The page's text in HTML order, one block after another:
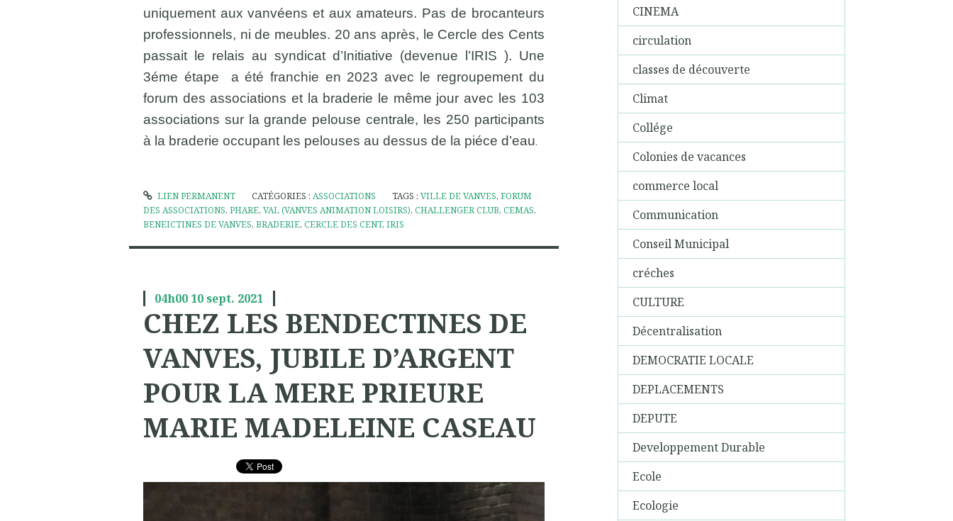
uniquement aux vanvéens et aux amateurs. Pas de brocanteurs
professionnels, ni de meubles. 20 ans après, le Cercle des Cents
passait le relais au syndicat d’Initiative (devenue l’IRIS ). Une
3éme étape a été franchie en 2023 avec le regroupement du
forum des associations et la braderie le même jour avec les 103
associations sur la grande pelouse centrale, les 250 participants
à la braderie occupant les pelouses au dessus de la piéce d’eau.
LIEN PERMANENT CATÉGORIES :ASSOCIATIONS TAGS :VILLE DE VANVES,FORUM
DES ASSOCIATIONS, PHARE, VAL (VANVES ANIMATION LOISIRS), CHALLENGER CLUB, CEMAS,
BENEICTINES DE VANVES, BRADERIE, CERCLE DES CENT, IRIS
04h00 10sept. 2021
CHEZ LES BENDECTINES DE
VANVES, JUBILE D’ARGENT
POUR LA MERE PRIEURE
MARIE MADELEINE CASEAU
CINEMA
circulation
classes de découverte
Climat
Collége
Colonies de vacances
commerce local
Communication
Conseil Municipal
créches
CULTURE
Décentralisation
DEMOCRATIE LOCALE
DEPLACEMENTS
DEPUTE
Developpement Durable
Ecole
Ecologie